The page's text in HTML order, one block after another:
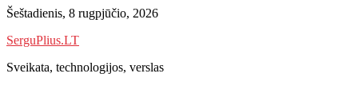
Skip
content
Šeštadienis, 8 rugpjūčio, 2026
SerguPlius.LT
Sveikata, technologijos, verslas